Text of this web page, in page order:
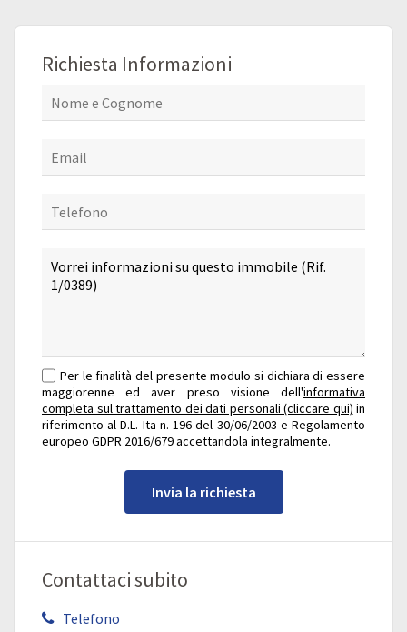
Richiesta Informazioni
Per le finalità del presente modulo si dichiara di essere
maggiorenne ed aver preso visione dell'informativa
completa sul trattamento dei dati personali (cliccare qui) in
riferimento al D.L. Ita n. 196 del 30/06/2003 e Regolamento
europeo GDPR 2016/679 accettandola integralmente.
Invia la richiesta
Contattaci subito
Telefono